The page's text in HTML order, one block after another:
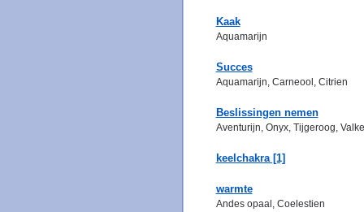
Kaak
Aquamarijn
Succes
Aquamarijn, Carneool, Citrien
Beslissingen nemen
Aventurijn, Onyx, Tijgeroog,
keelchakra [1]
warmte
Andes opaal, Coelestien